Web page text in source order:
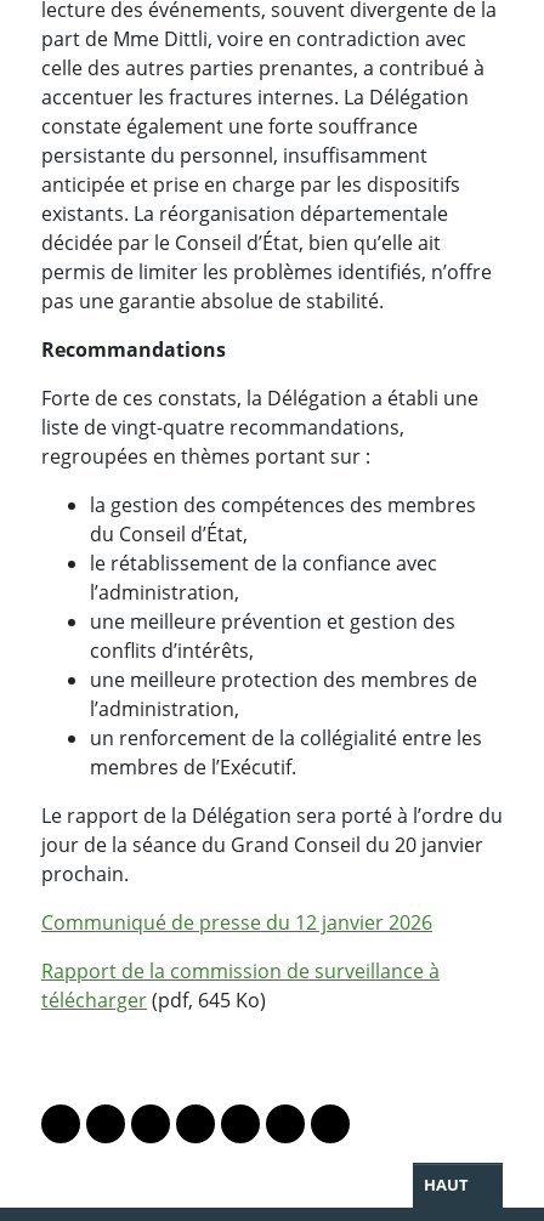
lecture des événements, souvent divergente de la
part de Mme Dittli, voire en contradiction avec
celle des autres parties prenantes, a contribué à
accentuer les fractures internes. La Délégation
constate également une forte souffrance
persistante du personnel, insuffisamment
anticipée et prise en charge par les dispositifs
existants. La réorganisation départementale
décidée par le Conseil d’État, bien qu’elle ait
permis de limiter les problèmes identifiés, n’offre
pas une garantie absolue de stabilité.
Recommandations
Forte de ces constats, la Délégation a établi une
liste de vingt-quatre recommandations,
regroupées en thèmes portant sur :
la gestion des compétences des membres
du Conseil d’État,
le rétablissement de la confiance avec
l’administration,
une meilleure prévention et gestion des
conflits d’intérêts,
une meilleure protection des membres de
l’administration,
un renforcement de la collégialité entre les
membres de l’Exécutif.
Le rapport de la Délégation sera porté à l’ordre du
jour de la séance du Grand Conseil du 20 janvier
prochain.
Communiqué de presse du 12 janvier 2026
Rapport de la commission de surveillance à
télécharger(pdf, 645 Ko)
Lien vers le profil Mastodon
Lien vers le profil Bluesky
Lien vers le profil Instagram
Lien vers le profil Linkedin
Lien vers le profil Facebook
Lien vers le profil Twitter
Partager par WhatsApp
HAUT